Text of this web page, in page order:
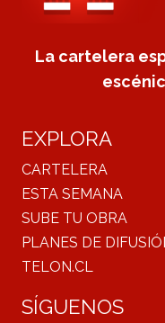
La cartelera
EXPLORA
CARTELERA
ESTA SEMANA
SUBE TU OBRA
PLANES DE
TELON.CL
SÍGUENOS